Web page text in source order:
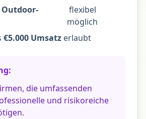
flexibel
möglich
€5.000 Umsatz erlaubt
die umfassenden
und risikoreiche